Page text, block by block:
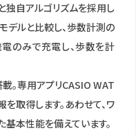
独自アルゴリズムを採用し
デルと比較し、歩数計測の
のみで充電し、歩数を計
専用アプリCASIO WAT
取得します。あわせて、ワ
基本性能を備えています。